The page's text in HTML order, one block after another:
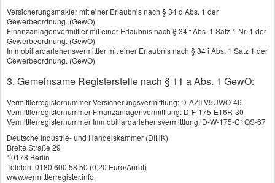
Kontaktformular
Nutzen Sie das Formular um mit uns Kontakt
aufzunehmen
Beratungstermin
Hier können Sie direkt einen Beratungstermin
Rückrufwunsch
Gerne rufen wir Sie zum gewünschten Zeitpunkt
zurück
Versicherungsmakler mit einer Erlaubnis nach § 34 d Abs. 1 der
Gewerbeordnung. (GewO)
Finanzanlagenvermittler mit einer Erlaubnis nach § 34 f Abs. 1 Satz 1 Nr. 1 der
Gewerbeordnung. (GewO)
Immobiliardarlehensvermittler mit einer Erlaubnis nach § 34 i Abs. 1 Satz 1 der
Gewerbeordnung. (GewO)
3. Gemeinsame Registerstelle nach § 11 a Abs. 1 GewO:
Vermittlerregisternummer Versicherungsvermittlung: D-AZII-V5UWO-46
Vermittlerregisternummer Finanzanlagenvermittlung: D-F-175-E16R-30
Vermittlerregisternummer Immobiliardarlehensvermittlung: D-W-175-C1QS-67
Deutsche Industrie- und Handelskammer (DIHK)
Breite Straße 29
10178 Berlin
Telefon: 0180 600 58 50 (0,20 Euro/Anruf)
www.vermittlerregister.info